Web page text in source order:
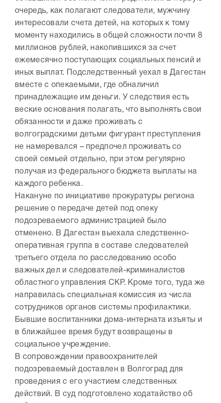
очередь, как полагают следователи, мужчину
интересовали счета детей, на которых к тому
моменту находились в общей сложности почти 8
миллионов рублей, накопившихся за счет
ежемесячно поступающих социальных пенсий и
иных выплат. Подследственный уехал в Дагестан
вместе с опекаемыми, где обналичил
принадлежащие им деньги. У следствия есть
веские основания полагать, что выполнять свои
обязанности и даже проживать с
волгоградскими детьми фигурант преступления
не намеревался – предпочел проживать со
своей семьей отдельно, при этом регулярно
получая из федерального бюджета выплаты на
каждого ребенка.
Накануне по инициативе прокуратуры региона
решение о передаче детей под опеку
подозреваемого администрацией было
отменено. В Дагестан выехала следственно-
оперативная группа в составе следователей
третьего отдела по расследованию особо
важных дел и следователей-криминалистов
областного управления СКР. Кроме того, туда же
направилась специальная комиссия из числа
сотрудников органов системы профилактики.
Бывшие воспитанники дома-интерната изъяты и
в ближайшее время будут возвращены в
социальное учреждение.
В сопровождении правоохранителей
подозреваемый доставлен в Волгоград для
проведения с его участием следственных
действий. В суд подготовлено ходатайство об